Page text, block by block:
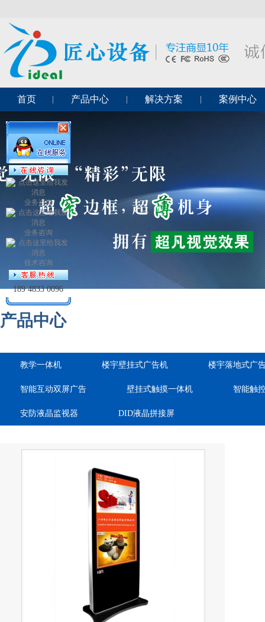
首页 产品中心 解决方案 案例中心
产品中心
教学一体机 楼宇壁挂式广告机 楼宇落地式广
智能互动双屏广告 壁挂式触摸一体机 智能触
安防液晶监视器 DID液晶拼接屏
业务咨询
业务咨询
技术咨询
189 4833 0096